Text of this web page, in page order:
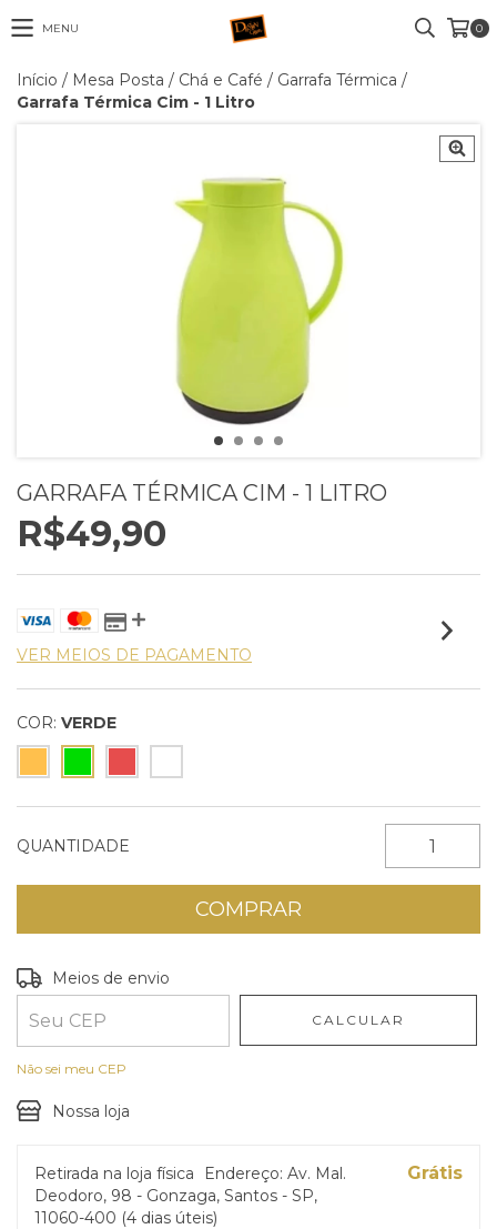
MENU 0
Início / Mesa Posta / Chá e Café / Garrafa Térmica /
Garrafa Térmica Cim - 1 Litro
GARRAFA TÉRMICA CIM - 1 LITRO
R$49,90
VER MEIOS DE PAGAMENTO
COR: VERDE
QUANTIDADE
Entregas para o CEP:
Meios de envio
CALCULAR
Não sei meu CEP
Nossa loja
Retirada na loja física
Endereço: Av. Mal.
Deodoro, 98 - Gonzaga, Santos - SP,
11060-400 (4 dias úteis)
Grátis